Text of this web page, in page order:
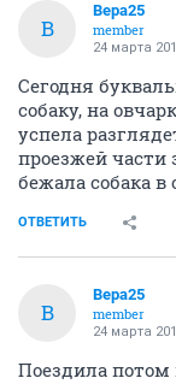
В
Вера25
member
24 марта
Сегодня
собаку, на
успела
проезжей части
бежала собака в
ОТВЕТИТЬ
В
Вера25
member
24 марта
Поездила